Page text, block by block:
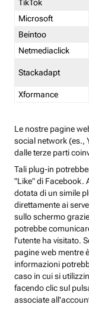
TikTok
Microsoft
Beintoo
Netmediaclick
Stackadapt
Xformance
Le nostre pagine
social network (es.,
dalle terze parti
Tali plug-in
"Like" di Facebook.
dotata di un simile
direttamente ai
sullo schermo
potrebbe
l'utente ha visitato.
pagine web mentre
informazioni
caso in cui si
facendo clic sul
associate